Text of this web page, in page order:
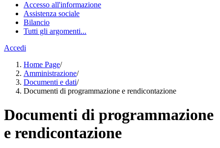
Accesso all'informazione
Assistenza sociale
Bilancio
Tutti gli argomenti...
Accedi
Home Page/
Amministrazione/
Documenti e dati/
Documenti di programmazione e rendicontazione
Documenti di programmazione
e rendicontazione